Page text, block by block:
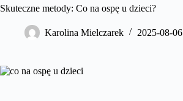
Skuteczne metody: Co na ospę u dzieci?
Karolina Mielczarek 2025-08-06